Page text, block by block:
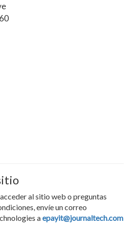
al sitio web o preguntas
envíe un correo
aepayit@journaltech.com